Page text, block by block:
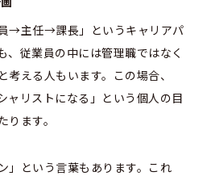
→主任→課長」というキャリアパ
、従業員の中には管理職ではなく
える人もいます。この場合、
ャリストになる」という個人の目
ます。
」という言葉もあります。これ